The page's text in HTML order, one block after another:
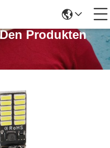
Produkten